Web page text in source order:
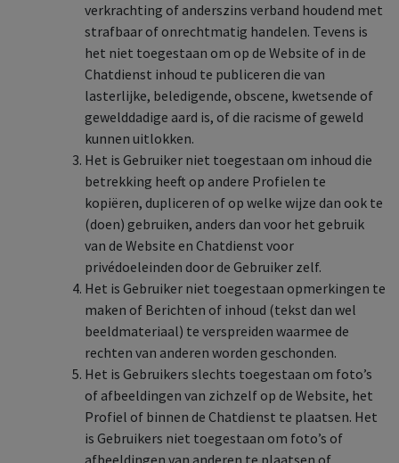
verkrachting of anderszins verband houdend met
strafbaar of onrechtmatig handelen. Tevens is
het niet toegestaan om op de Website of in de
Chatdienst inhoud te publiceren die van
lasterlijke, beledigende, obscene, kwetsende of
gewelddadige aard is, of die racisme of geweld
kunnen uitlokken.
Het is Gebruiker niet toegestaan om inhoud die
betrekking heeft op andere Profielen te
kopiëren, dupliceren of op welke wijze dan ook te
(doen) gebruiken, anders dan voor het gebruik
van de Website en Chatdienst voor
privédoeleinden door de Gebruiker zelf.
Het is Gebruiker niet toegestaan opmerkingen te
maken of Berichten of inhoud (tekst dan wel
beeldmateriaal) te verspreiden waarmee de
rechten van anderen worden geschonden.
Het is Gebruikers slechts toegestaan om foto’s
of afbeeldingen van zichzelf op de Website, het
Profiel of binnen de Chatdienst te plaatsen. Het
is Gebruikers niet toegestaan om foto’s of
afbeeldingen van anderen te plaatsen of